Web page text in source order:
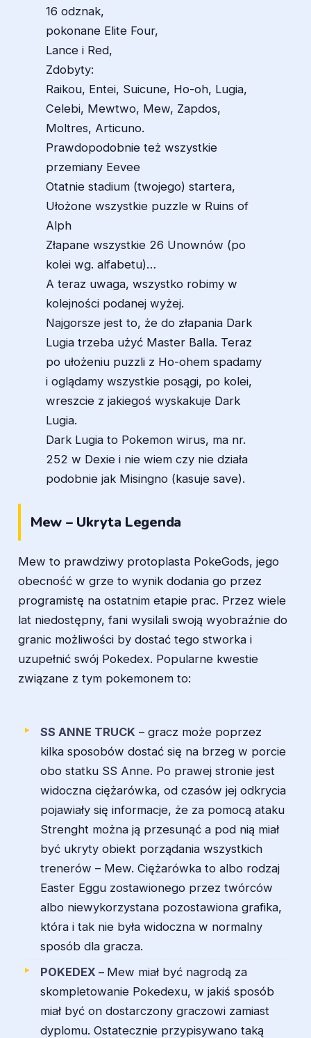
16 odznak,
pokonane Elite Four,
Lance i Red,
Zdobyty:
Raikou, Entei, Suicune, Ho-oh, Lugia,
Celebi, Mewtwo, Mew, Zapdos,
Moltres, Articuno.
Prawdopodobnie też wszystkie
przemiany Eevee
Otatnie stadium (twojego) startera,
Ułożone wszystkie puzzle w Ruins of
Alph
Złapane wszystkie 26 Unownów (po
kolei wg. alfabetu)…
A teraz uwaga, wszystko robimy w
kolejności podanej wyżej.
Najgorsze jest to, że do złapania Dark
Lugia trzeba użyć Master Balla. Teraz
po ułożeniu puzzli z Ho-ohem spadamy
i oglądamy wszystkie posągi, po kolei,
wreszcie z jakiegoś wyskakuje Dark
Lugia.
Dark Lugia to Pokemon wirus, ma nr.
252 w Dexie i nie wiem czy nie działa
podobnie jak Misingno (kasuje save).
Mew – Ukryta Legenda
Mew to prawdziwy protoplasta PokeGods, jego
obecność w grze to wynik dodania go przez
programistę na ostatnim etapie prac. Przez wiele
lat niedostępny, fani wysilali swoją wyobraźnie do
granic możliwości by dostać tego stworka i
uzupełnić swój Pokedex. Popularne kwestie
związane z tym pokemonem to:
SS ANNE TRUCK – gracz może poprzez
kilka sposobów dostać się na brzeg w porcie
obo statku SS Anne. Po prawej stronie jest
widoczna ciężarówka, od czasów jej odkrycia
pojawiały się informacje, że za pomocą ataku
Strenght można ją przesunąć a pod nią miał
być ukryty obiekt porządania wszystkich
trenerów – Mew. Ciężarówka to albo rodzaj
Easter Eggu zostawionego przez twórców
albo niewykorzystana pozostawiona grafika,
która i tak nie była widoczna w normalny
sposób dla gracza.
POKEDEX – Mew miał być nagrodą za
skompletowanie Pokedexu, w jakiś sposób
miał być on dostarczony graczowi zamiast
dyplomu. Ostatecznie przypisywano taką